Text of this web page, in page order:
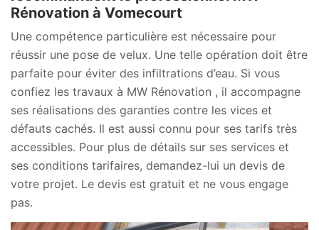
Rénovation à Vomecourt
Une compétence particulière est nécessaire pour
réussir une pose de velux. Une telle opération doit être
parfaite pour éviter des infiltrations d’eau. Si vous
confiez les travaux à MW Rénovation , il accompagne
ses réalisations des garanties contre les vices et
défauts cachés. Il est aussi connu pour ses tarifs très
accessibles. Pour plus de détails sur ses services et
ses conditions tarifaires, demandez-lui un devis de
votre projet. Le devis est gratuit et ne vous engage
pas.